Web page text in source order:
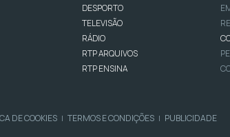
DESPORTO
TELEVISÃO
RÁDIO
RTP ARQUIVOS
RTP ENSINA
DE COOKIES | TERMOS E CONDIÇÕES | PUBLICIDADE